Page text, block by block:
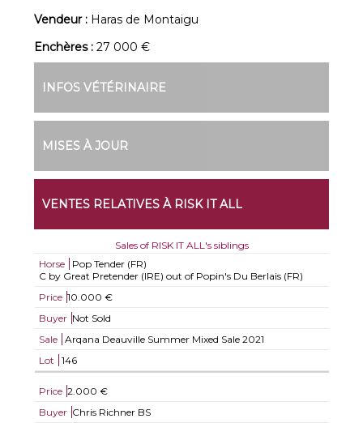
Vendeur : Haras de Montaigu
Enchères :27 000 €
INFOS VÉTÉRINAIRE
MISES À JOUR
VENTES RELATIVES À RISK IT ALL
Sales of RISK IT ALL's siblings
Horse
Pop Tender (FR)
C by Great Pretender (IRE) out of Popin's Du Berlais (FR)
Price 10.000 €
Buyer Not Sold
Sale
Arqana Deauville Summer Mixed Sale 2021
Lot
146
Price 2.000 €
Buyer Chris Richner BS